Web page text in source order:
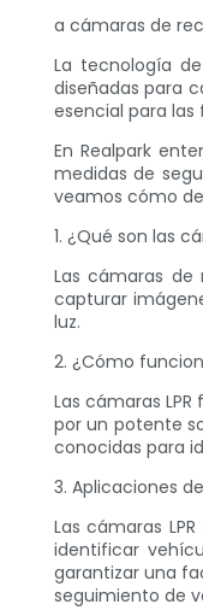
a cámaras de
La tecnología
diseñadas para
esencial para
En Realpark
medidas de
veamos cómo
1. ¿Qué son las
Las cámaras
capturar
luz.
2. ¿Cómo
Las cámaras
por un potente
conocidas para
3. Aplicaciones
Las cámaras
identificar
garantizar una
seguimiento de